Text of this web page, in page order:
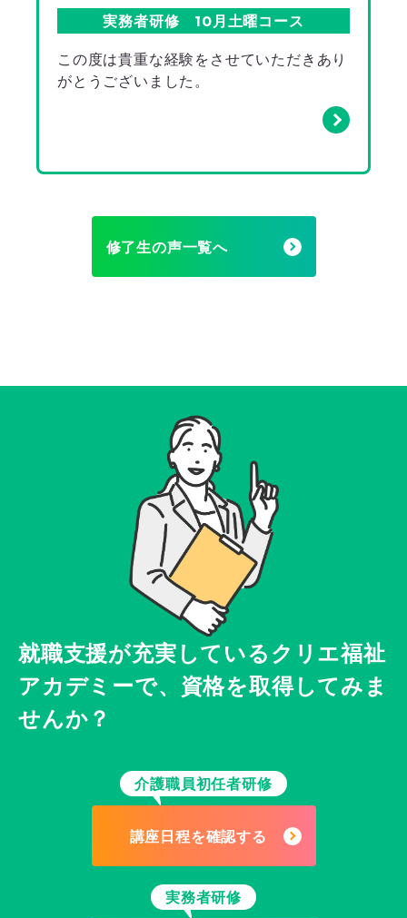
実務者研修 10月土曜コース
この度は貴重な経験をさせていただきあり
がとうございました。
修了生の声一覧へ
就職支援が充実している クリエ福祉
アカデミーで、 資格を取得してみま
せんか？
介護職員初任者研修
講座日程を確認する
実務者研修